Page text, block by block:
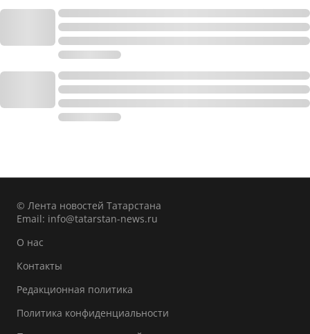
© Лента новостей Татарстана
Email: info@tatarstan-news.ru
О нас
Контакты
Редакционная политика
Политика конфиденциальности